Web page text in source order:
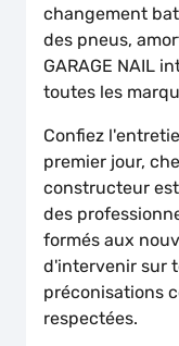
changement
des pneus,
GARAGE NAIL
toutes les
Confiez
premier jour,
constructeur
des
formés aux
d'intervenir sur
préconisations
respectées.